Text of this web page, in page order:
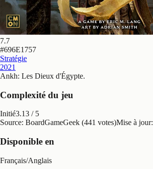
7.7
#696E1757
Stratégie
2021
Ankh: Les Dieux d'Égypte.
Complexité du jeu
Initié3.13 / 5
Source: BoardGameGeek (441 votes)Mise à jour:
Disponible en
Français/Anglais